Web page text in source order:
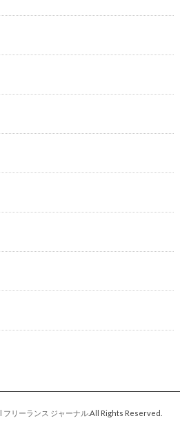
リーランス ジャーナル.All Rights Reserved.